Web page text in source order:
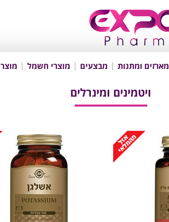
מארזים ומתנות מבצעים מוצרי חשמל
ויטמינים ומינרלים